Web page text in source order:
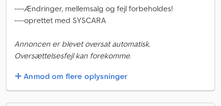
----Ændringer, mellemsalg og fejl forbeholdes!
----oprettet med SYSCARA
Annoncen er blevet oversat automatisk.
Oversættelsesfejl kan forekomme.
Anmod om flere oplysninger